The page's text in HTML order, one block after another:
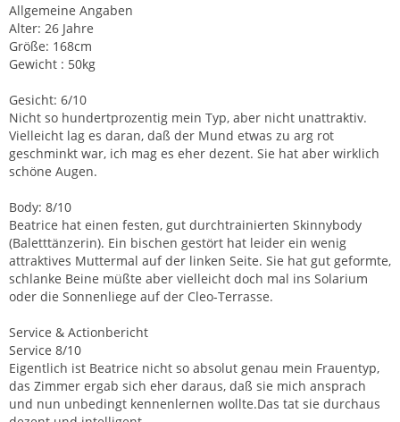
Allgemeine Angaben
Alter: 26 Jahre
Größe: 168cm
Gewicht : 50kg
Gesicht: 6/10
Nicht so hundertprozentig mein Typ, aber nicht unattraktiv.
Vielleicht lag es daran, daß der Mund etwas zu arg rot
geschminkt war, ich mag es eher dezent. Sie hat aber wirklich
schöne Augen.
Body: 8/10
Beatrice hat einen festen, gut durchtrainierten Skinnybody
(Baletttänzerin). Ein bischen gestört hat leider ein wenig
attraktives Muttermal auf der linken Seite. Sie hat gut geformte,
schlanke Beine müßte aber vielleicht doch mal ins Solarium
oder die Sonnenliege auf der Cleo-Terrasse.
Service & Actionbericht
Service 8/10
Eigentlich ist Beatrice nicht so absolut genau mein Frauentyp,
das Zimmer ergab sich eher daraus, daß sie mich ansprach
und nun unbedingt kennenlernen wollte.Das tat sie durchaus